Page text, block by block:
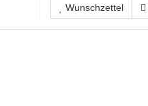
Wunschzettel